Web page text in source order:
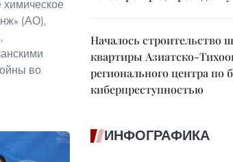
химическое
(АО),
во
Началось строительство
квартиры Азиатско-
регионального центра по
киберпреступностью
ИНФОГРАФИКА